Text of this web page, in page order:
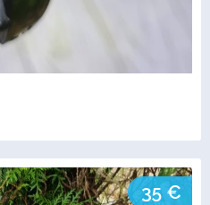
35 €